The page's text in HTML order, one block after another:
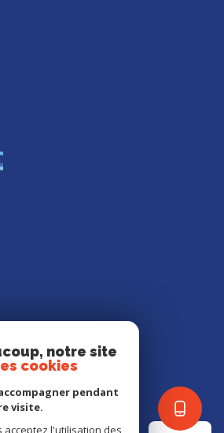
notre site
cookies
pendant
visite.
acceptez l'utilisation des